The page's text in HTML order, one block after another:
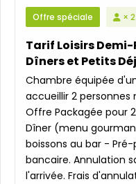
Offre spéciale × 2
Tarif Loisirs
Dîners et Petits
Chambre équipée
accueillir 2 personnes
Offre Packagée pour
Dîner (menu
boissons au bar -
bancaire. Annulation
l'arrivée. Frais